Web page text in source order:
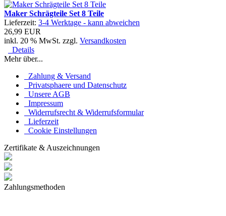
Maker Schrägteile Set 8 Teile
Lieferzeit: 3-4 Werktage - kann abweichen
26,99 EUR
inkl. 20 % MwSt. zzgl. Versandkosten
Details
Mehr über...
Zahlung & Versand
Privatsphaere und Datenschutz
Unsere AGB
Impressum
Widerrufsrecht & Widerrufsformular
Lieferzeit
Cookie Einstellungen
Zertifikate & Auszeichnungen
Zahlungsmethoden